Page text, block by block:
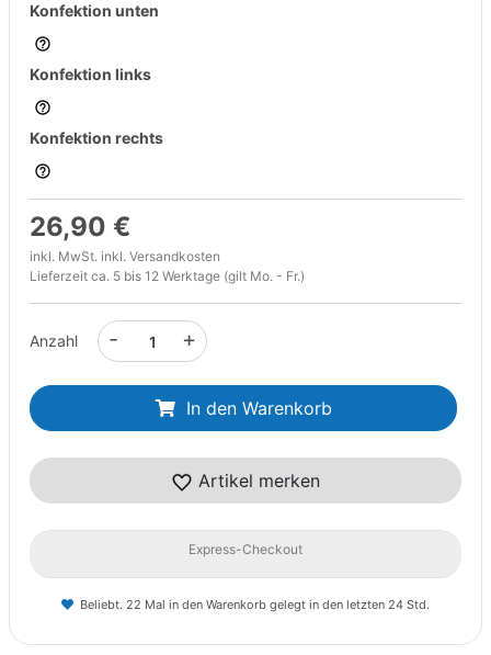
Konfektion unten
Konfektion links
Konfektion rechts
26,90 €
inkl. MwSt. inkl. Versandkosten
Lieferzeit ca. 5 bis 12 Werktage (gilt Mo. - Fr.)
Anzahl +
-
In den Warenkorb
Artikel merken
Express-Checkout
Beliebt. 22 Mal in den Warenkorb gelegt in den letzten 24 Std.